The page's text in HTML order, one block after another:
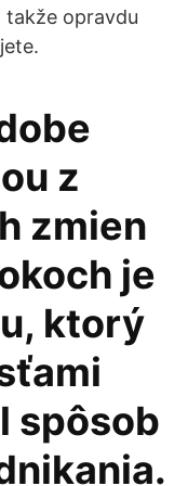
opravdu
z
zmien
je
ktorý
spôsob